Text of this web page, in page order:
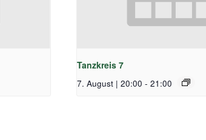
Tanzkreis 7
7. August | 20:00 - 21:00